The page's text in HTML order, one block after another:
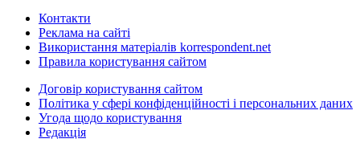
Контакти
Реклама на сайті
Використання матеріалів korrespondent.net
Правила користування сайтом
Договір користування сайтом
Політика у сфері конфіденційності і персональних даних
Угода щодо користування
Редакція